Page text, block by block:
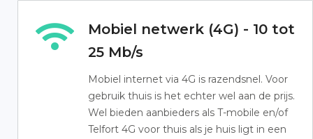
Mobiel netwerk (4G) - 10 tot
25 Mb/s
Mobiel internet via 4G is razendsnel. Voor
gebruik thuis is het echter wel aan de prijs.
Wel bieden aanbieders als T-mobile en/of
Telfort 4G voor thuis als je huis ligt in een